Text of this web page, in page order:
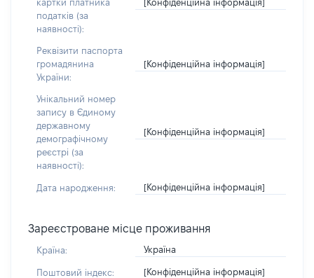
картки платника
податків (за
наявності):
Реквізити паспорта
громадянина
України:
[Конфіденційна інформація]
Унікальний номер
запису в Єдиному
державному
демографічному
реєстрі (за
наявності):
[Конфіденційна інформація]
Дата народження: [Конфіденційна інформація]
Зареєстроване місце проживання
Країна: Україна
Поштовий індекс: [Конфіденційна інформація]